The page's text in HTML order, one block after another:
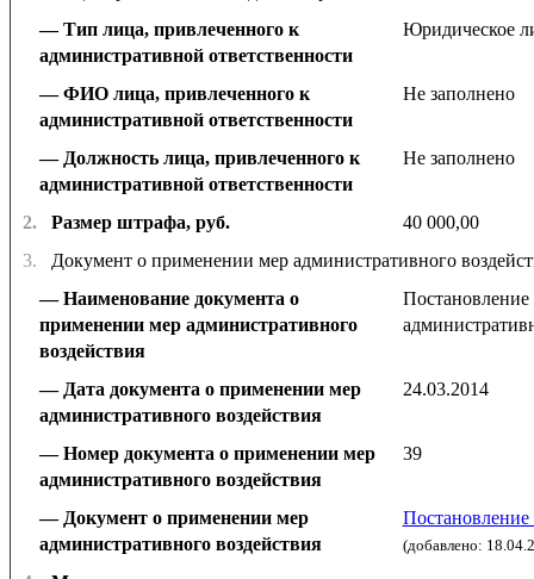
Тип лица, привлеченного к
административной ответственности
Юридическое
ФИО лица, привлеченного к
административной ответственности
Не заполнено
Должность лица, привлеченного к
административной ответственности
Не заполнено
2. Размер штрафа, руб.
40 000,00
3.
Документ о применении мер административного
Наименование документа о
применении мер административного
воздействия
Постановление
Дата документа о применении мер
административного воздействия
24.03.2014
Номер документа о применении мер
административного воздействия
39
Документ о применении мер
административного воздействия
(добавлено: